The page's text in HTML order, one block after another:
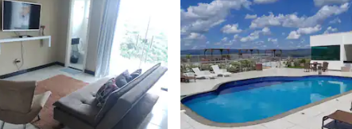
puan, 25 değerlendirme